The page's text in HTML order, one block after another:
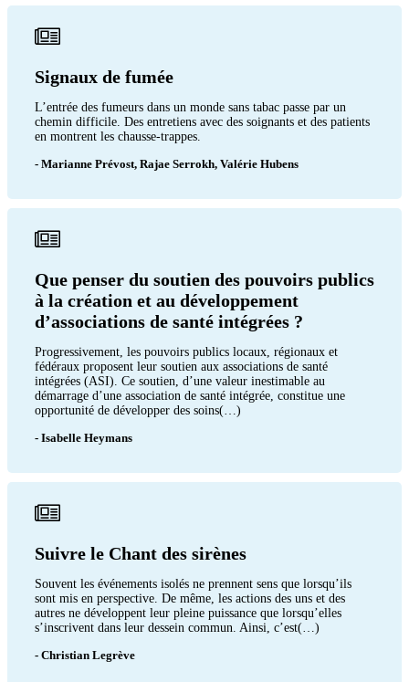
Signaux de fumée
L’entrée des fumeurs dans un monde sans tabac passe par un
chemin difficile. Des entretiens avec des soignants et des patients
en montrent les chausse-trappes.
- Marianne Prévost, Rajae Serrokh, Valérie Hubens
Que penser du soutien des pouvoirs publics
à la création et au développement
d’associations de santé intégrées ?
Progressivement, les pouvoirs publics locaux, régionaux et
fédéraux proposent leur soutien aux associations de santé
intégrées (ASI). Ce soutien, d’une valeur inestimable au
démarrage d’une association de santé intégrée, constitue une
opportunité de développer des soins(…)
- Isabelle Heymans
Suivre le Chant des sirènes
Souvent les événements isolés ne prennent sens que lorsqu’ils
sont mis en perspective. De même, les actions des uns et des
autres ne développent leur pleine puissance que lorsqu’elles
s’inscrivent dans leur dessein commun. Ainsi, c’est(…)
- Christian Legrève